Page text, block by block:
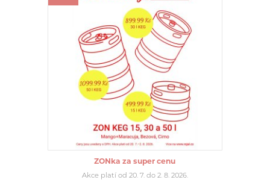
ZONka za super cenu
Akce platí od 20. 7. do 2. 8. 2026.